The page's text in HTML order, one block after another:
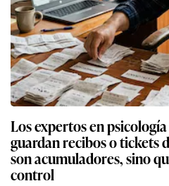
Los expertos en
guardan recibos o tickets
son acumuladores, sino
control